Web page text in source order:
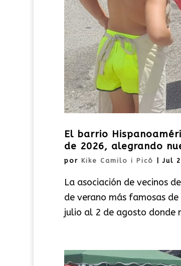
El barrio
de 2026, alegrando
por Kike Camilo i Picó |Jul
La asociación de vecinos
de verano más famosas
julio al 2 de agosto donde